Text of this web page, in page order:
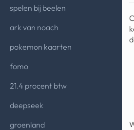
spelen bij beelen
ark van noach
pokemon kaarten
fomo
21.4 procent btw
deepseek
groenland